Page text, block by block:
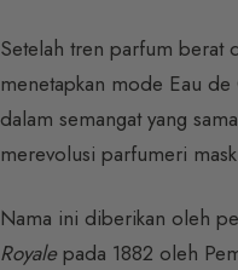
Setelah tren parfum berat
menetapkan mode Eau
dalam semangat yang
merevolusi parfumeri
Nama ini diberikan oleh
Royalepada 1882 oleh